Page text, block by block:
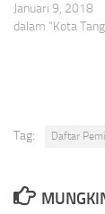
Januari 9, 2018
dalam "Kota
Tag: Daftar